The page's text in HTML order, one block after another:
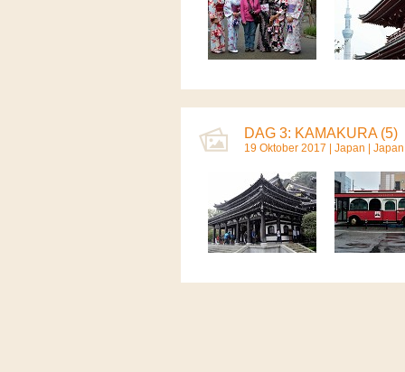
DAG 3: KAMAKURA (5)
19 Oktober 2017 | Japan Japan